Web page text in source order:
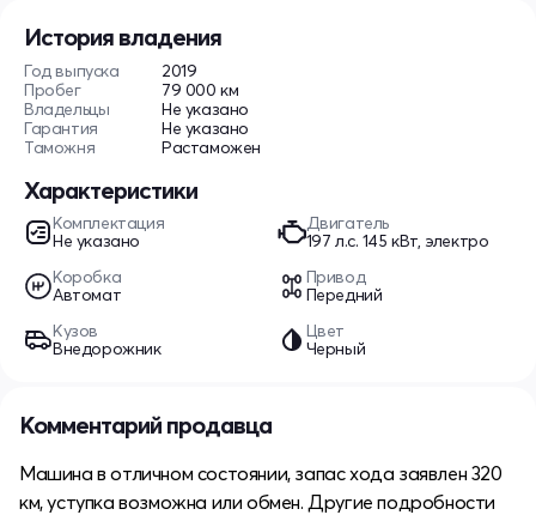
История владения
Год выпуска
2019
Пробег
79 000 км
Владельцы
Не указано
Гарантия
Не указано
Таможня
Растаможен
Характеристики
Комплектация
Не указано
Двигатель
197 л.c. 145 кВт, электро
Коробка
Автомат
Привод
Передний
Кузов
Внедорожник
Цвет
Черный
Комментарий продавца
Машина в отличном состоянии, запас хода заявлен 320
км, уступка возможна или обмен. Другие подробности